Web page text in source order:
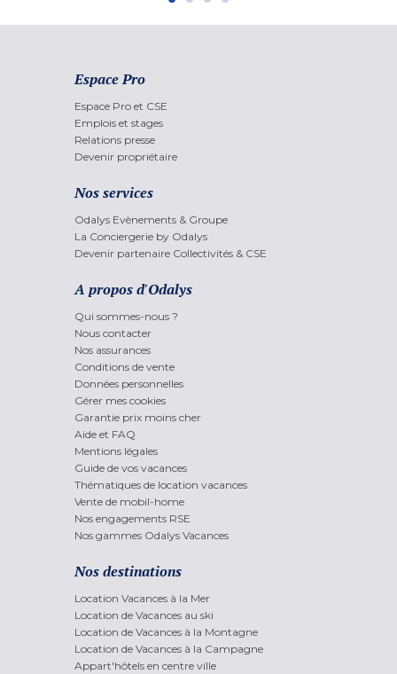
Espace Pro
Espace Pro et CSE
Emplois et stages
Relations presse
Devenir propriétaire
Nos services
Odalys Evènements & Groupe
La Conciergerie by Odalys
Devenir partenaire Collectivités & CSE
A propos d'Odalys
Qui sommes-nous ?
Nous contacter
Nos assurances
Conditions de vente
Données personnelles
Gérer mes cookies
Garantie prix moins cher
Aide et FAQ
Mentions légales
Guide de vos vacances
Thématiques de location vacances
Vente de mobil-home
Nos engagements RSE
Nos gammes Odalys Vacances
Nos destinations
Location Vacances à la Mer
Location de Vacances au ski
Location de Vacances à la Montagne
Location de Vacances à la Campagne
Appart'hôtels en centre ville